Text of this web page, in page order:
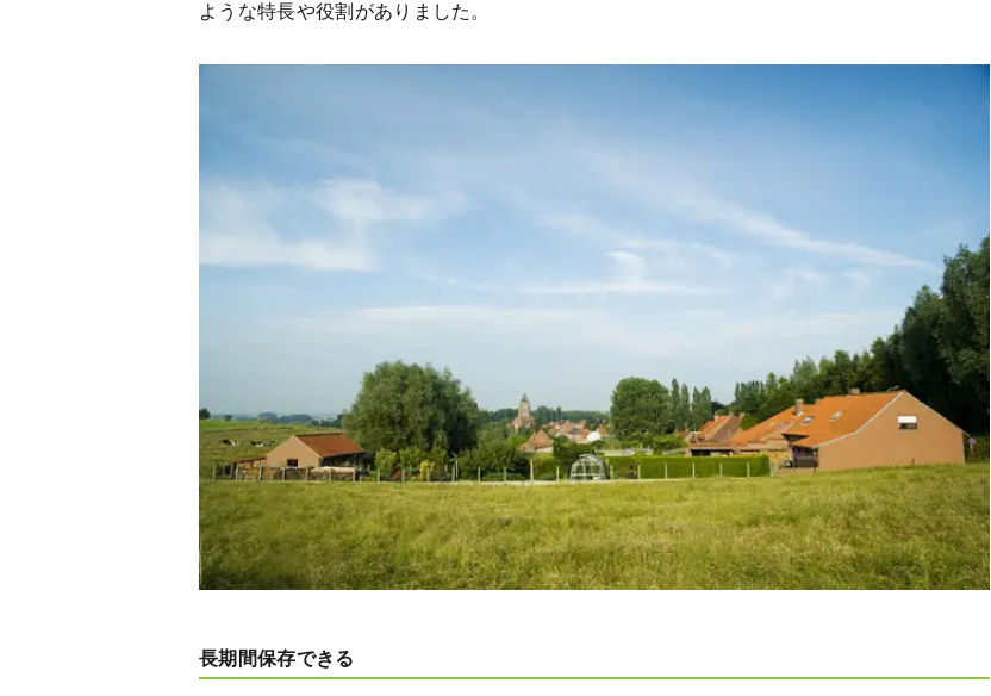
ような特長や役割がありました。
長期間保存できる